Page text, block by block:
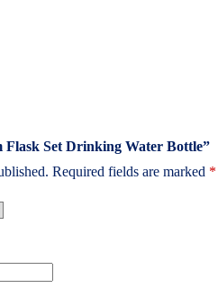
Flask Set Drinking Water Bottle”
Required fields are marked *